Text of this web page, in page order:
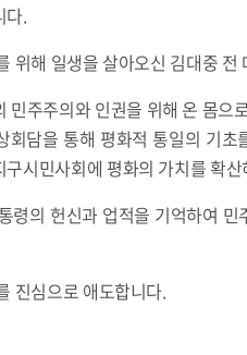
다.
위해 일생을 살아오신 김대중
민주주의와 인권을 위해 온 몸으
담을 통해 평화적 통일의 기
시민사회에 평화의 가치를 확
령의 헌신과 업적을 기억하여
진심으로 애도합니다.